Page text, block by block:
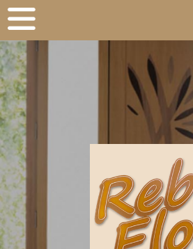
Panneau de gestion des cookies